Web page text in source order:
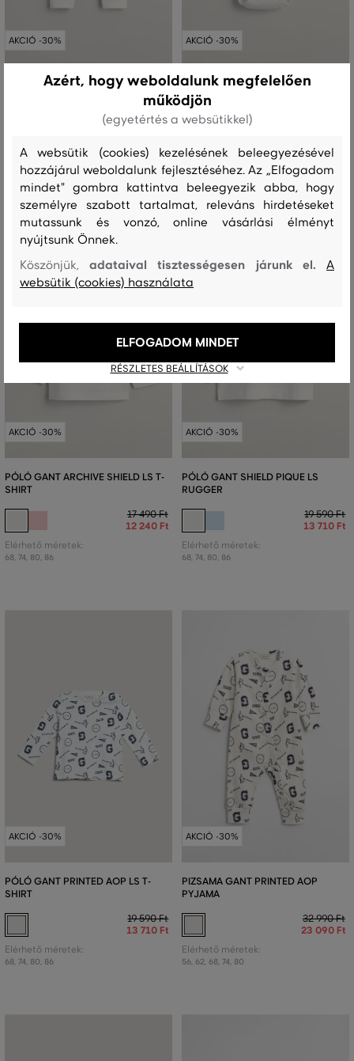
AKCIÓ -30%
LEGGINS GANT SHIELD LEGGINGS
10 840 Ft
62, , 74, 80 +1 további
AKCIÓ -30%
BODY GANT SHIELD LS BODY
62, 68, 74, 80 86
AKCIÓ -30%
PÓLÓ GANT ARCHIVE SHIELD LS T-
SHIRT
17 490 Ft
12 240 Ft
Elérhető méretek:
68, 74, 80, 86
AKCIÓ -30%
PÓLÓ GANT SHIELD PIQUE LS
RUGGER
19 590 Ft
13 710 Ft
Elérhető méretek:
68, 74, 80, 86
AKCIÓ -30%
PÓLÓ GANT PRINTED AOP LS T-
SHIRT
19 590 Ft
13 710 Ft
Elérhető méretek:
68, 74, 80, 86
AKCIÓ -30%
PIZSAMA GANT PRINTED AOP
PYJAMA
32 990 Ft
23 090 Ft
Elérhető méretek:
56, 62, 68, 74, 80
Azért, hogy weboldalunk megfelelően
működjön
(egyetértés a websütikkel)
A websütik (cookies) kezelésének beleegyezésével
hozzájárul weboldalunk fejlesztéséhez. Az „Elfogadom
mindet" gombra kattintva beleegyezik abba, hogy
személyre szabott tartalmat, releváns hirdetéseket
mutassunk és vonzó, online vásárlási élményt
nyújtsunk Önnek.
Köszönjük,adataival tisztességesen járunk el.A
websütik (cookies) használata
RÉSZLETES BEÁLLÍTÁSOK
ELFOGADOM MINDET